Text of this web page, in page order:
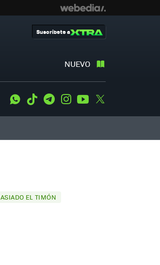
NUEVO
Suscríbete a
WhatsApp
Tiktok TelegramInstagramYoutube
EL TIMÓN